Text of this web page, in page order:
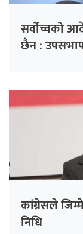
सर्वोच्चको
छैन :
कांग्रेसले
निधि